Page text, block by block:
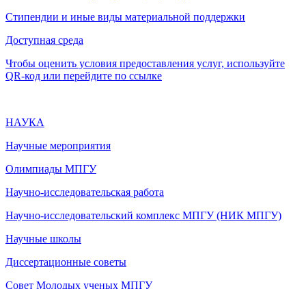
Стипендии и иные виды материальной поддержки
Доступная среда
Чтобы оценить условия предоставления услуг, используйте
QR-код или перейдите по ссылке
НАУКА
Научные мероприятия
Олимпиады МПГУ
Научно-исследовательская работа
Научно-исследовательский комплекс МПГУ (НИК МПГУ)
Научные школы
Диссертационные советы
Совет Молодых ученых МПГУ